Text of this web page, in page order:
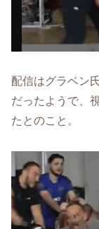
配信はグラベン
だったようで、
たとのこと。